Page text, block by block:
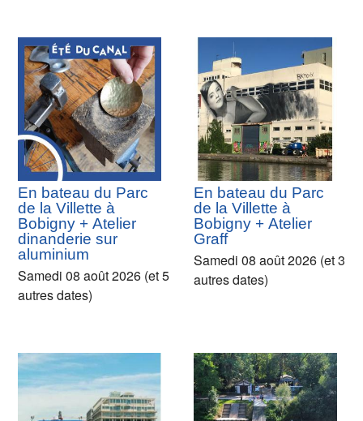
En bateau du Parc
de la Villette à
Bobigny + Atelier
dinanderie sur
aluminium
Samedi 08 août 2026 (et 5
autres dates)
En bateau du Parc
de la Villette à
Bobigny + Atelier
Graff
Samedi 08 août 2026 (et 3
autres dates)